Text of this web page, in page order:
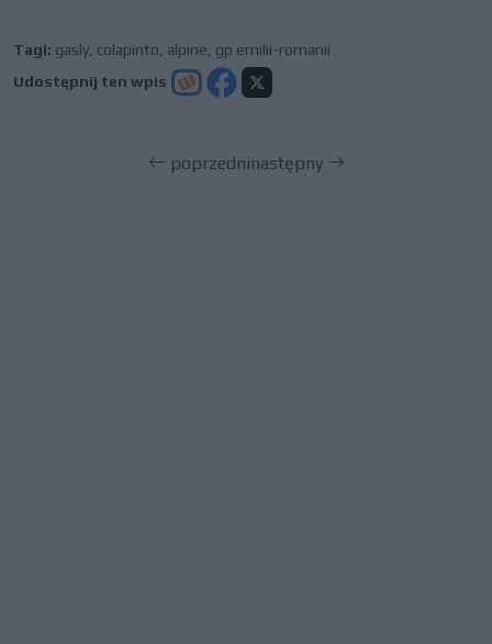
Tagi: gasly colapinto alpine gp emilii-romanii
Udostępnij ten wpis
poprzedninastępny